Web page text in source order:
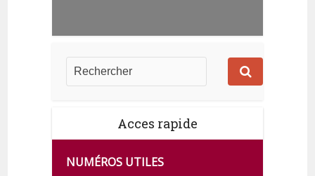
Acces rapide
NUMÉROS UTILES